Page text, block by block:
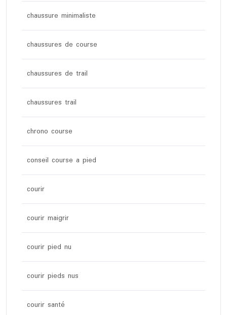
chaussure minimaliste
chaussures de course
chaussures de trail
chaussures trail
chrono course
conseil course a pied
courir
courir maigrir
courir pied nu
courir pieds nus
courir santé